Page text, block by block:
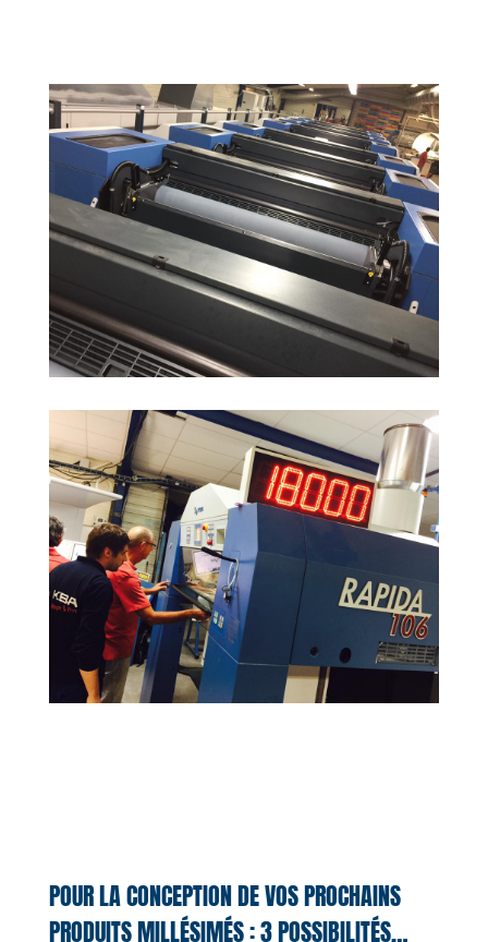
POUR LA CONCEPTION DE VOS PROCHAINS
PRODUITS MILLÉSIMÉS : 3 POSSIBILITÉS…